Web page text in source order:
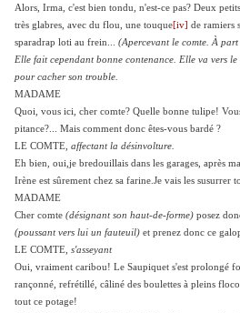
Alors, Irma, c'est bien tondu, n'est-ce pas? Deux
très glabres, avec du flou, une touque[iv] de ramiers
sparadrap loti au frein... (Apercevant le comte. À
Elle fait cependant bonne contenance. Elle va vers
pour cacher son trouble.
MADAME
Quoi, vous ici, cher comte? Quelle bonne tulipe!
pitance?... Mais comment donc êtes-vous bardé ?
LE COMTE, affectant la désinvolture.
Eh bien, oui,je bredouillais dans les garages, après
Irène est sûrement chez sa farine.Je vais les susurrer
MADAME
Cher comte (désignant son haut-de-forme) posez
(poussant vers lui un fauteuil) et prenez donc ce
LE COMTE, s'asseyant
Oui, vraiment caribou! Le Saupiquet s'est prolongé
rançonné, refrétillé, câliné des boulettes à pleins
tout ce potage!